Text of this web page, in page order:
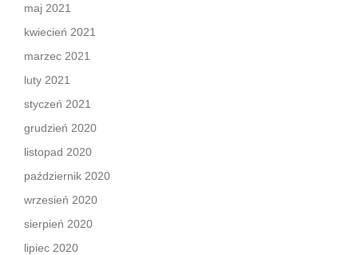
maj 2021
kwiecień 2021
marzec 2021
luty 2021
styczeń 2021
grudzień 2020
listopad 2020
październik 2020
wrzesień 2020
sierpień 2020
lipiec 2020